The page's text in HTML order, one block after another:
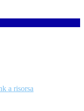
a risorsa